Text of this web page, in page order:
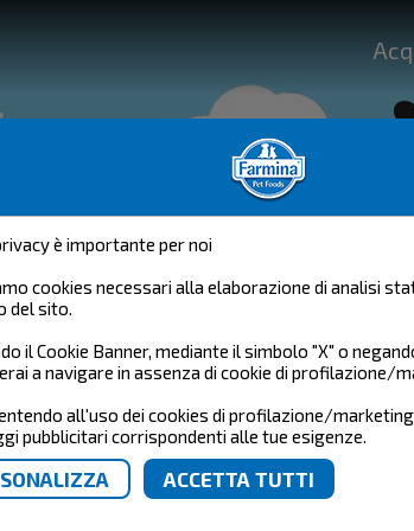
è importante per noi
cookies necessari alla elaborazione di analisi
del sito.
il Cookie Banner, mediante il simbolo "X" o
a navigare in assenza di cookie di profilazione/
all'uso dei cookies di profilazione/
pubblicitari corrispondenti alle tue esigenze.
DEI PET!
ALIMENTAZIONE PUÒ